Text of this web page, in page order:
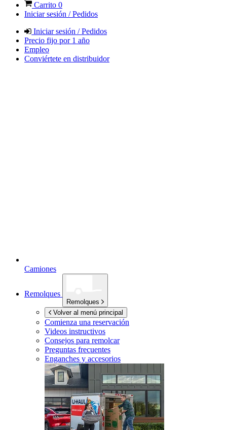
Carrito 0
Iniciar sesión / Pedidos
Iniciar sesión / Pedidos
Precio fijo por 1 año
Empleo
Conviértete en distribuidor
Camiones
Remolques
Remolques
Volver al menú principal
Comienza una reservación
Videos instructivos
Consejos para remolcar
Preguntas frecuentes
Enganches y accesorios